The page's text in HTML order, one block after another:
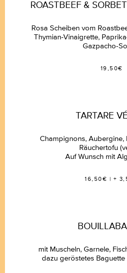
BISTRO
ROASTBEEF &
Rosa Scheiben vom
Thymian-Vinaigrette,
Gazpacho-
19,50€
TARTARE
Champignons, Aubergine,
Räuchertofu
Auf Wunsch mit
16,50€ | +
mit Muscheln, Garnele,
dazu geröstetes Baguette